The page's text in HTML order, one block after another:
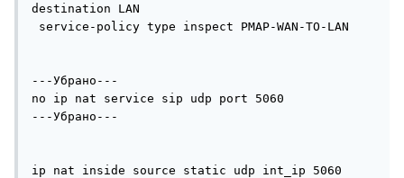
destination LAN
---Убрано---
no ip nat service sip udp port 5060
---Убрано---
ip nat inside source static udp int_ip 5060